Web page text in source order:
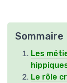
Sommaire
Les
Le rôle